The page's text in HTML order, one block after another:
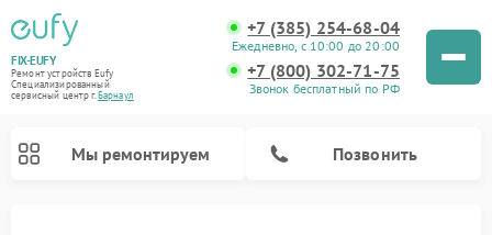
FIX-EUFY
Ремонт устройств Eufy
Специализированный
cервисный центр г.Барнаул
+7 (385) 254-68-04
Ежедневно, с 10:00 до 20:00
+7 (800) 302-71-75
Звонок бесплатный по РФ
Мы ремонтируем Позвонить